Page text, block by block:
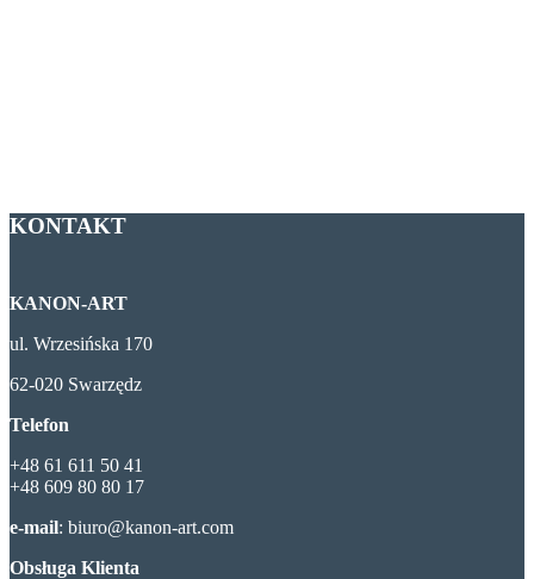
KONTAKT
KANON-ART
ul. Wrzesińska 170
62-020 Swarzędz
Telefon
+48 61 611 50 41
+48 609 80 80 17
e-mail: biuro@kanon-art.com
Obsługa Klienta